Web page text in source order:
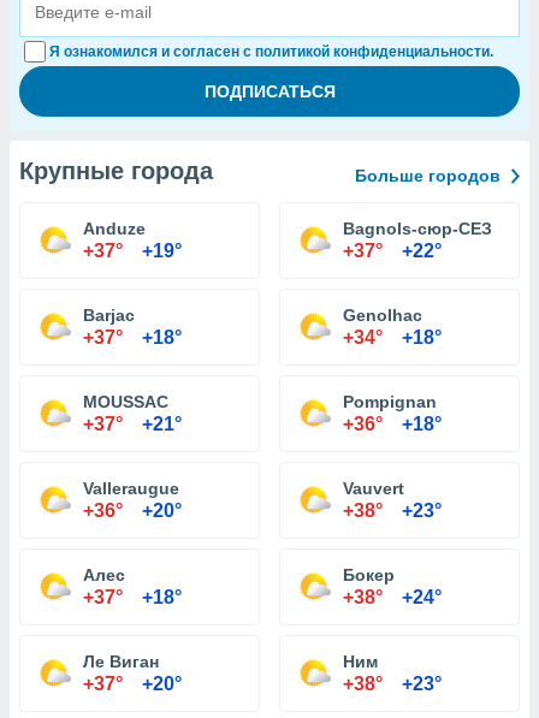
Я ознакомился и согласен с политикой конфиденциальности.
Крупные города Больше городов
Anduze
+37° +19°
Bagnols-сюр-СЕЗ
+37° +22°
Barjac
+37° +18°
Genolhac
+34° +18°
MOUSSAC
+37° +21°
Pompignan
+36° +18°
Valleraugue
+36° +20°
Vauvert
+38° +23°
Алес
+37° +18°
Бокер
+38° +24°
Ле Виган
+37° +20°
Ним
+38° +23°